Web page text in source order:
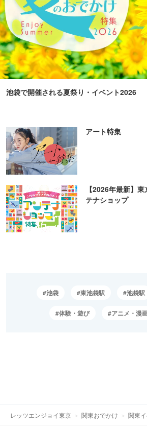
池袋で開催される夏祭り・イベント2026
アート特集
【2026年最新】
テナショップ
池袋 東池袋駅 池袋駅
体験・遊び アニメ・漫
レッツエンジョイ東京 関東おでかけ 関東